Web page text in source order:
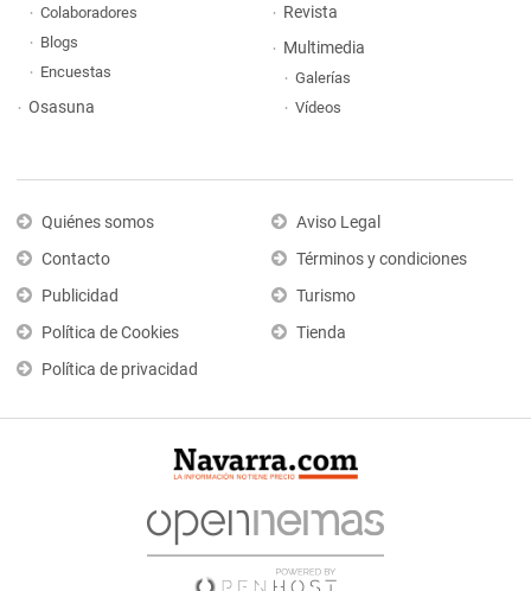
Colaboradores
Blogs
Encuestas
Osasuna
Revista
Multimedia
Galerías
Vídeos
Quiénes somos
Contacto
Publicidad
Política de Cookies
Política de privacidad
Aviso Legal
Términos y condiciones
Turismo
Tienda